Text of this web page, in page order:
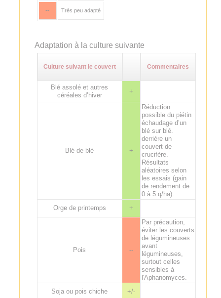
-- Très peu adapté
Adaptation à la culture suivante
Culture suivant le couvert Commentaires
Blé assolé et autres
céréales d’hiver
+
Blé de blé +
Réduction
possible du piétin
échaudage d’un
blé sur blé.
derrière un
couvert de
crucifère.
Résultats
aléatoires selon
les essais (gain
de rendement de
0 à 5 q/ha).
Orge de printemps
+
Pois --
Par précaution,
éviter les couverts
de légumineuses
avant
légumineuses,
surtout celles
sensibles à
l'Aphanomyces.
Soja ou pois chiche
+/-